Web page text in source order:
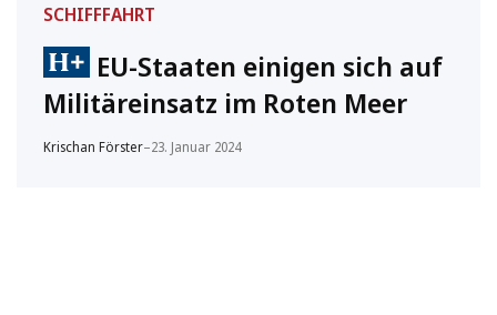
SCHIFFFAHRT
EU-Staaten einigen sich auf
Militäreinsatz im Roten Meer
Krischan Förster–23. Januar 2024